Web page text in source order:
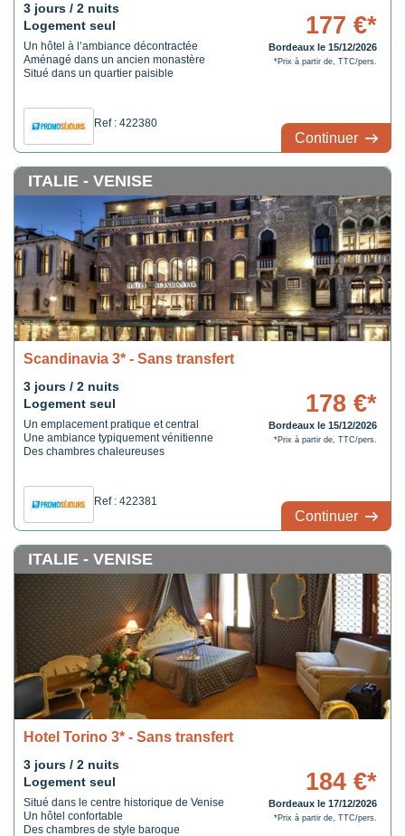
3 jours / 2 nuits
Logement seul
Un hôtel à l’ambiance décontractée
Aménagé dans un ancien monastère
Situé dans un quartier paisible
Ref : 422380
177 €*
Bordeaux le 15/12/2026
*Prix à partir de, TTC/pers.
Continuer
ITALIE - VENISE
Scandinavia 3* - Sans transfert
3 jours / 2 nuits
Logement seul
Un emplacement pratique et central
Une ambiance typiquement vénitienne
Des chambres chaleureuses
Ref : 422381
178 €*
Bordeaux le 15/12/2026
*Prix à partir de, TTC/pers.
Continuer
ITALIE - VENISE
Hotel Torino 3* - Sans transfert
3 jours / 2 nuits
Logement seul
Situé dans le centre historique de Venise
Un hôtel confortable
Des chambres de style baroque
184 €*
Bordeaux le 17/12/2026
*Prix à partir de, TTC/pers.